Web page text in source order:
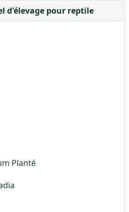
d'élevage pour reptile
Planté